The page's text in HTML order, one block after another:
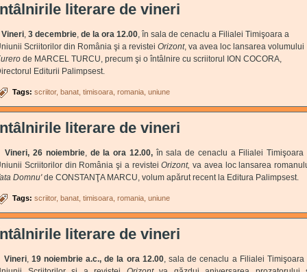
literare de vineri
Vineri, 3 decembrie, de la ora 12.00, în sala de cenaclu a Filialei Timişoara a
Scriitorilor din România şi a revistei Orizont, va avea loc lansarea volumului
de MARCEL TURCU, precum şi o întâlnire cu scriitorul ION COCORA,
Editurii Palimpsest.
Tags: scriitor banat timisoara romania uniune
literare de vineri
Vineri, 26 noiembrie, de la ora 12.00,în sala de cenaclu a Filialei Timişoara
Scriitorilor din România şi a revisteiOrizont, va avea loc lansarea
Domnu'de CONSTANŢA MARCU, volum apărut recent la Editura Palimpsest.
Tags: scriitor banat timisoara romania uniune
literare de vineri
Vineri, 19 noiembrie a.c., de la ora 12.00, sala de cenaclu a Filialei Timişoara